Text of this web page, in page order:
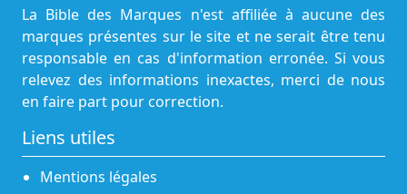
La Bible des Marques n'est affiliée à aucune des
marques présentes sur le site et ne serait être tenu
responsable en cas d'information erronée. Si vous
relevez des informations inexactes, merci de nous
en faire part pour correction.
Liens utiles
Mentions légales